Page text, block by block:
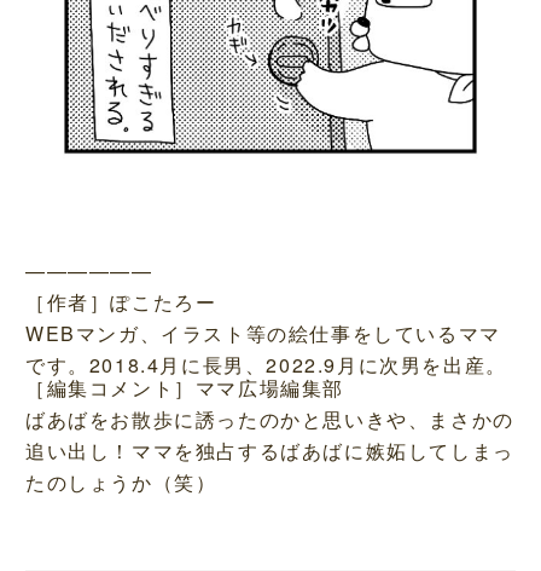
——————
［作者］ぽこたろー
WEBマンガ、イラスト等の絵仕事をしているママ
です。2018.4月に長男、2022.9月に次男を出産。
［編集コメント］ママ広場編集部
ばあばをお散歩に誘ったのかと思いきや、まさかの
追い出し！ママを独占するばあばに嫉妬してしまっ
たのしょうか（笑）